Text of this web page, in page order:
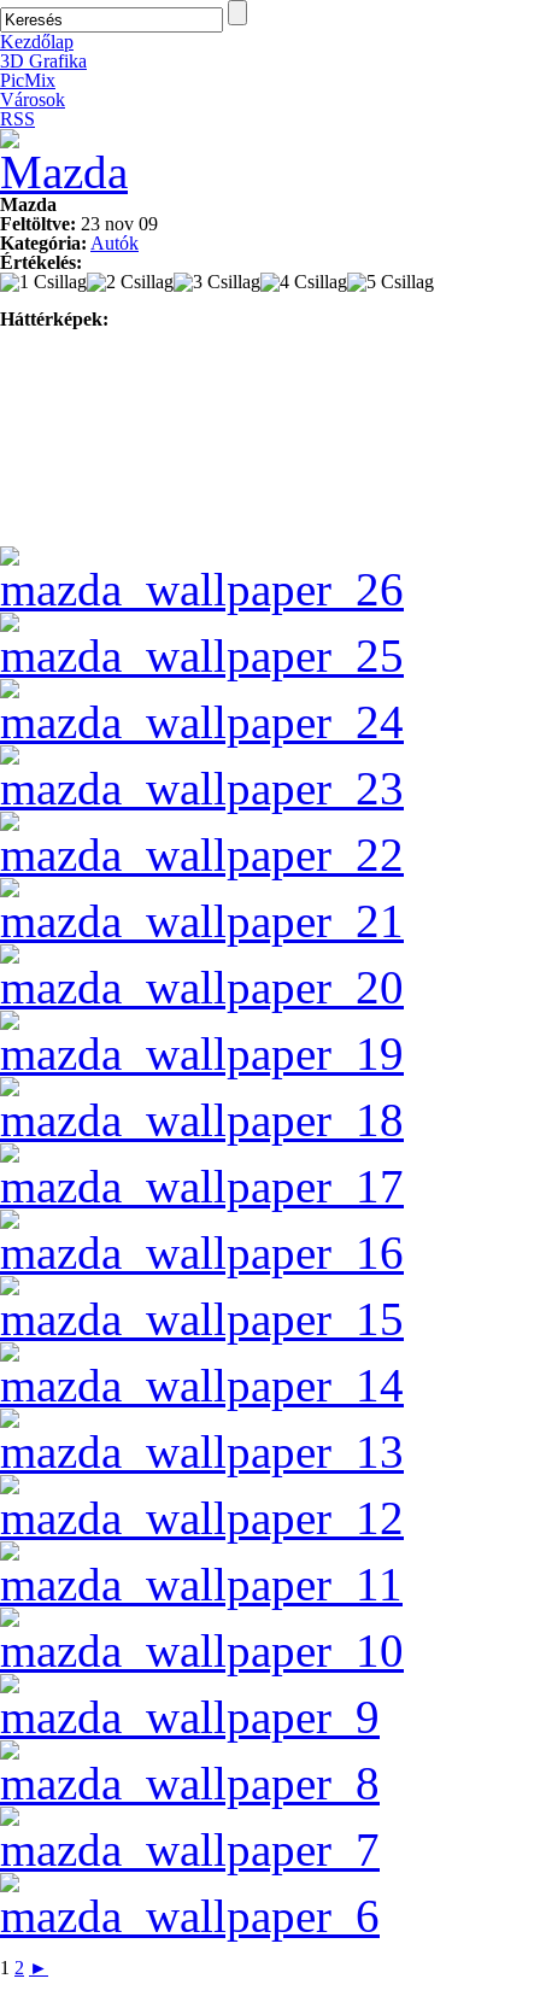
Kezdőlap
3D Grafika
PicMix
Városok
RSS
Mazda
Feltöltve: 23 nov 09
Kategória: Autók
Értékelés:
Háttérképek:
1 2 ►